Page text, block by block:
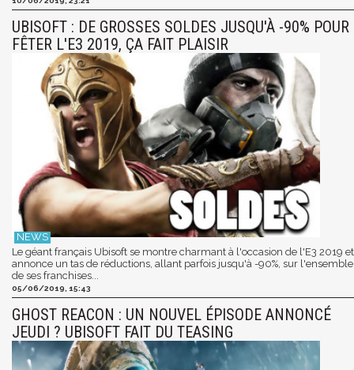
UBISOFT : DE GROSSES SOLDES JUSQU'À -90% POUR
FÊTER L'E3 2019, ÇA FAIT PLAISIR
Le géant français Ubisoft se montre charmant à l'occasion de l'E3 2019 et
annonce un tas de réductions, allant parfois jusqu'à -90%, sur l'ensemble
de ses franchises...
05/06/2019, 15:43
GHOST REACON : UN NOUVEL ÉPISODE ANNONCÉ
JEUDI ? UBISOFT FAIT DU TEASING